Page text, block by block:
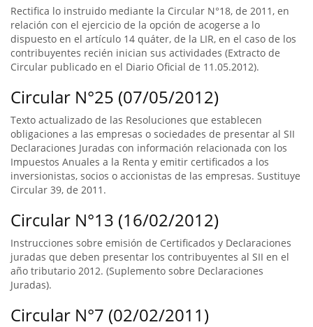
Rectifica lo instruido mediante la Circular N°18, de 2011, en
relación con el ejercicio de la opción de acogerse a lo
dispuesto en el artículo 14 quáter, de la LIR, en el caso de los
contribuyentes recién inician sus actividades (Extracto de
Circular publicado en el Diario Oficial de 11.05.2012).
Circular N°25 (07/05/2012)
Texto actualizado de las Resoluciones que establecen
obligaciones a las empresas o sociedades de presentar al SII
Declaraciones Juradas con información relacionada con los
Impuestos Anuales a la Renta y emitir certificados a los
inversionistas, socios o accionistas de las empresas. Sustituye
Circular 39, de 2011.
Circular N°13 (16/02/2012)
Instrucciones sobre emisión de Certificados y Declaraciones
juradas que deben presentar los contribuyentes al SII en el
año tributario 2012. (Suplemento sobre Declaraciones
Juradas).
Circular N°7 (02/02/2011)